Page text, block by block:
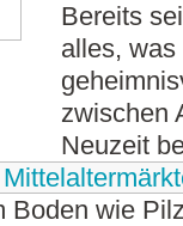
Bereits
alles, was
zwischen
Neuzeit
Boden wie